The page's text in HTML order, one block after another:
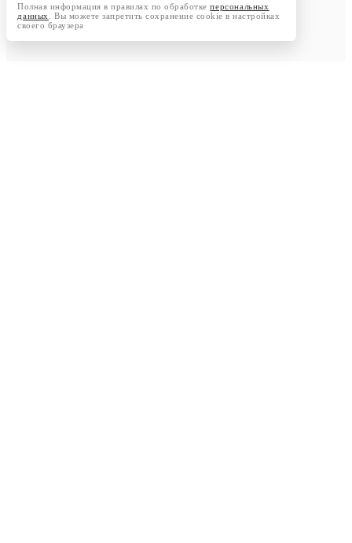
Полная информация в правилах по обработкеперсональных
данных
. Вы можете запретить сохранение cookie в настройках
своего браузера